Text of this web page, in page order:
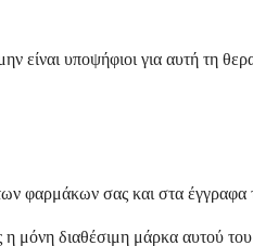
υποψήφιοι για αυτή τη
φαρμάκων σας και στα έγγραφα
μόνη διαθέσιμη μάρκα αυτού